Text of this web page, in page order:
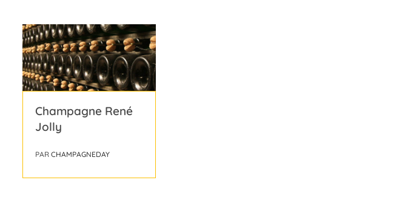
Champagne René
Jolly
PAR CHAMPAGNEDAY